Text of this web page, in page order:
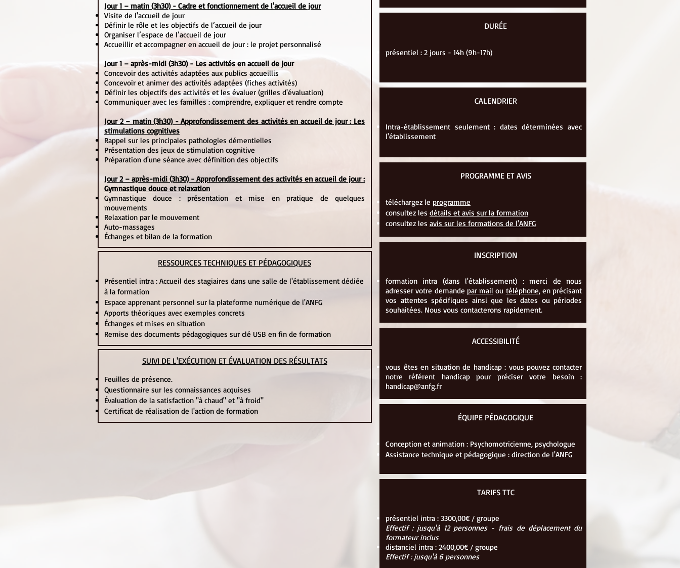
Jour 1 – matin (3h30) - Cadre et fonctionnement de l'accueil de jour
Visite de l'accueil de jour
Définir le rôle et les objectifs de l’accueil de jour
Organiser l’espace de l’accueil de jour
Accueillir et accompagner en accueil de jour : le projet personnalisé
Jour 1 – après-midi (3h30) - Les activités en accueil de jour
Concevoir des activités adaptées aux publics accueillis
Concevoir et animer des activités adaptées (fiches activités)
Définir les objectifs des activités et les évaluer (grilles d'évaluation)
Communiquer avec les familles : comprendre, expliquer et rendre compte
Jour 2 – matin (3h30) - Approfondissement des activités en accueil de jour : Les
stimulations cognitives
Rappel sur les principales pathologies démentielles
Présentation des jeux de stimulation cognitive
Préparation d'une séance avec définition des objectifs
Jour 2 – après-midi (3h30) - Approfondissement des activités en accueil de jour :
Gymnastique douce et relaxation
Gymnastique douce : présentation et mise en pratique de quelques
mouvements
Relaxation par le mouvement
Auto-massages
Échanges et bilan de la formation
RESSOURCES TECHNIQUES ET PÉDAGOGIQUES
Présentiel intra : Accueil des stagiaires dans une salle de l'établissement dédiée
à la formation
Espace apprenant personnel sur la plateforme numérique de l'ANFG
Apports théoriques avec exemples concrets
Échanges et mises en situation
Remise des documents pédagogiques sur clé USB en fin de formation
SUIVI DE L'EXÉCUTION ET ÉVALUATION DES RÉSULTATS
Feuilles de présence.
Questionnaire sur les connaissances acquises
Évaluation de la satisfaction "à chaud" et "à froid"
Certificat de réalisation de l'action de formation
DURÉE
présentiel : 2 jours - 14h (9h-17h)
CALENDRIER
Intra-établissement seulement : dates déterminées avec
l'établissement
PROGRAMME ET AVIS
téléchargez le programme
consultez les détails et avis sur la formation
consultez les avis sur les formations de l'ANFG
INSCRIPTION
formation intra (dans l'établissement) : merci de nous
adresser votre demande par mail ou téléphone, en précisant
vos attentes spécifiques ainsi que les dates ou périodes
souhaitées. Nous vous contacterons rapidement.​
ACCESSIBILITÉ
vous êtes en situation de handicap : vous pouvez contacter
notre référent handicap pour préciser votre besoin :
handicap@anfg.fr
ÉQUIPE PÉDAGOGIQUE
Conception et animation : Psychomotricienne, psychologue
Assistance technique et pédagogique : direction de l'ANFG
TARIFS TTC
présentiel intra : 3300,00€ / groupe
Effectif : jusqu'à 12 personnes - frais de déplacement du
formateur inclus
distanciel intra : 2400,00€ / groupe
Effectif : jusqu'à 6 personnes